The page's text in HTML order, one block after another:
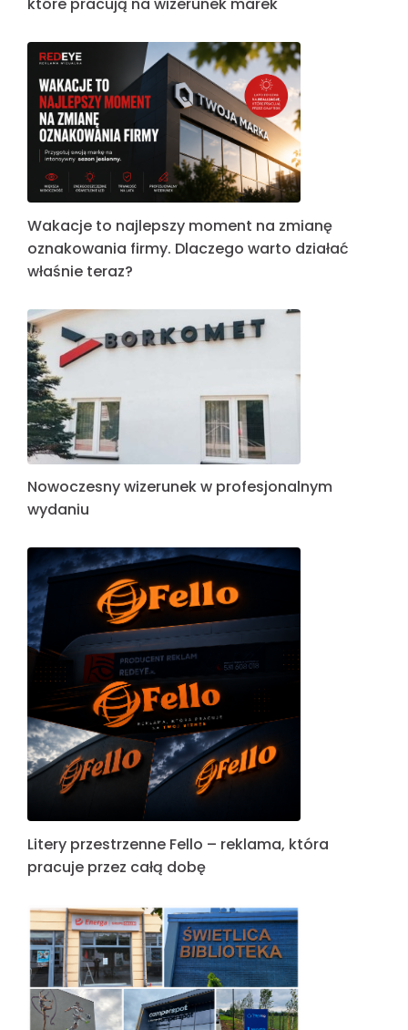
które pracują na wizerunek marek
Wakacje to najlepszy moment na zmianę
oznakowania firmy. Dlaczego warto działać
właśnie teraz?
Nowoczesny wizerunek w profesjonalnym
wydaniu
Litery przestrzenne Fello – reklama, która
pracuje przez całą dobę